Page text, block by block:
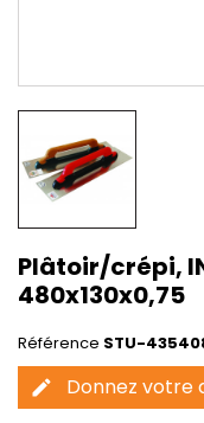
Plâtoir/crépi,
480x130x0,75
Référence STU-
edit Donnez votre